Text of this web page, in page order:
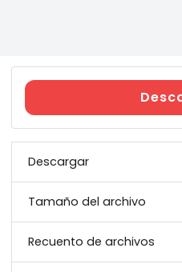
ONLINE
Descargar
Tamaño del archivo
Recuento de archivos